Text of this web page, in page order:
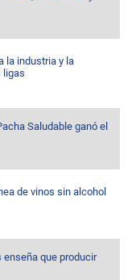
la industria y la
ligas
Saludable ganó el
de vinos sin alcohol
enseña que producir